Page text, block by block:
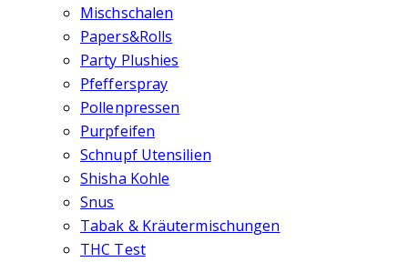
Mischschalen
Papers&Rolls
Party Plushies
Pfefferspray
Pollenpressen
Purpfeifen
Schnupf Utensilien
Shisha Kohle
Snus
Tabak & Kräutermischungen
THC Test